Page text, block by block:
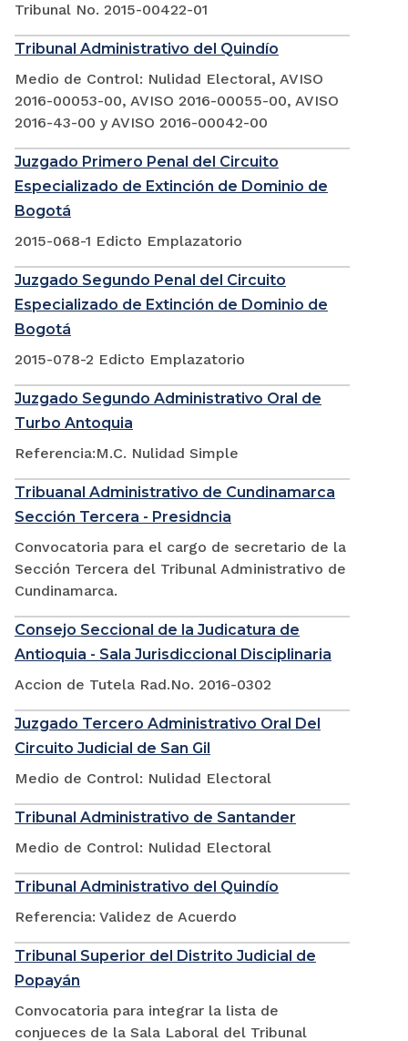
Tribunal No. 2015-00422-01
Tribunal Administrativo del Quindío
Medio de Control: Nulidad Electoral, AVISO
2016-00053-00, AVISO 2016-00055-00, AVISO
2016-43-00 y AVISO 2016-00042-00
Juzgado Primero Penal del Circuito
Especializado de Extinción de Dominio de
Bogotá
2015-068-1 Edicto Emplazatorio
Juzgado Segundo Penal del Circuito
Especializado de Extinción de Dominio de
Bogotá
2015-078-2 Edicto Emplazatorio
Juzgado Segundo Administrativo Oral de
Turbo Antoquia
Referencia:M.C. Nulidad Simple
Tribuanal Administrativo de Cundinamarca
Sección Tercera - Presidncia
Convocatoria para el cargo de secretario de la
Sección Tercera del Tribunal Administrativo de
Cundinamarca.
Consejo Seccional de la Judicatura de
Antioquia - Sala Jurisdiccional Disciplinaria
Accion de Tutela Rad.No. 2016-0302
Juzgado Tercero Administrativo Oral Del
Circuito Judicial de San Gil
Medio de Control: Nulidad Electoral
Tribunal Administrativo de Santander
Medio de Control: Nulidad Electoral
Tribunal Administrativo del Quindío
Referencia: Validez de Acuerdo
Tribunal Superior del Distrito Judicial de
Popayán
Convocatoria para integrar la lista de
conjueces de la Sala Laboral del Tribunal